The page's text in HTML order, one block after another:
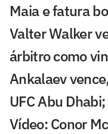
Maia e fatura
Valter Walker
árbitro como
Ankalaev
UFC Abu
Vídeo: Conor